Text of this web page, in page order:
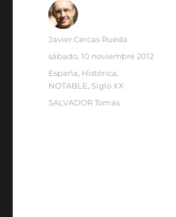
Autor
Javier Cercas Rueda
Publicado
sábado, 10 noviembre 2012
Categorías
España Histórica
NOTABLE Siglo XX
Etiquetas
SALVADOR Tomás